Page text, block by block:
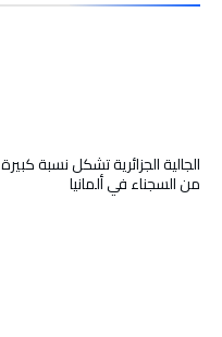
الجالية الجزائرية تشكل نسبة كبيرة
من السجناء في ألمانيا